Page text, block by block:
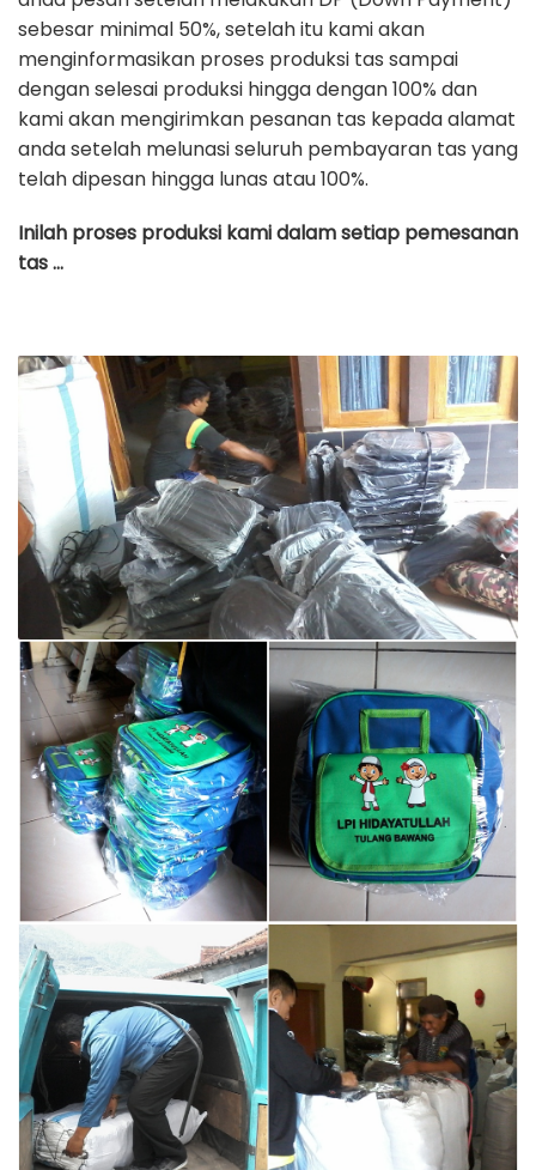
sebesar minimal 50%, setelah itu kami akan
menginformasikan proses produksi tas sampai
dengan selesai produksi hingga dengan 100% dan
kami akan mengirimkan pesanan tas kepada alamat
anda setelah melunasi seluruh pembayaran tas yang
telah dipesan hingga lunas atau 100%.
Inilah proses produksi kami dalam setiap pemesanan
tas …